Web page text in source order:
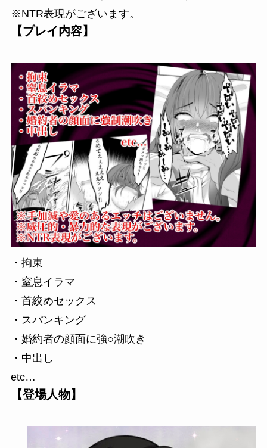
※NTR表現がございます。
【プレイ内容】
・拘束
・窒息イラマ
・首絞めセックス
・スパンキング
・婚約者の顔面に強○潮吹き
・中出し
etc…
【登場人物】